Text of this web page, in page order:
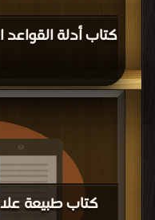
كتاب أدلة
كتاب طبيعة